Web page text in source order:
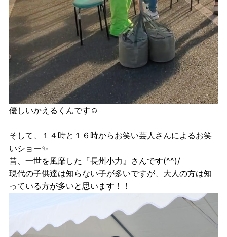
優しいかえるくんです☺
そして、１４時と１６時からお笑い芸人さんによるお笑
いショー✨
昔、一世を風靡した『長州小力』さんです(^^)/
現代の子供達は知らない子が多いですが、大人の方は知
っている方が多いと思います！！